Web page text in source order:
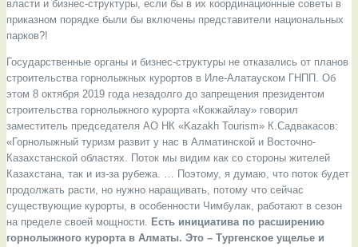
власти и бизнес-структуры, если бы в их координационные советы в
приказном порядке были бы включены представители национальных
парков?!
Государственные органы и бизнес-структуры не отказались от планов
строительства горнолыжных курортов в Иле-Алатауском ГНПП. Об
этом 8 октября 2019 года незадолго до запрещения президентом
строительства горнолыжного курорта «Кокжайлау» говорил
заместитель председателя АО НК «Kazakh Tourism» К.Садвакасов:
«Горнолыжный туризм развит у нас в Алматинской и Восточно-
Казахстанской областях. Поток мы видим как со стороны жителей
Казахстана, так и из-за рубежа. … Поэтому, я думаю, что поток будет
продолжать расти, но нужно наращивать, потому что сейчас
существующие курорты, в особенности Чимбулак, работают в сезон
на пределе своей мощности. Есть инициатива по расширению
горнолыжного курорта в Алматы. Это – Тургенское ущелье и